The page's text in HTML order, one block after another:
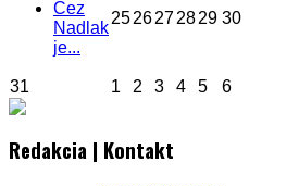
Cez
Nadlak
je...
2526272829 30
31 1 2 3 4 5 6
Redakcia | Kontakt